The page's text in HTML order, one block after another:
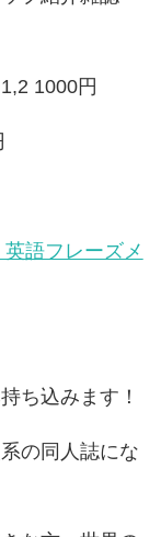
1000円
語フレーズメ
ち込みます！
の同人誌にな